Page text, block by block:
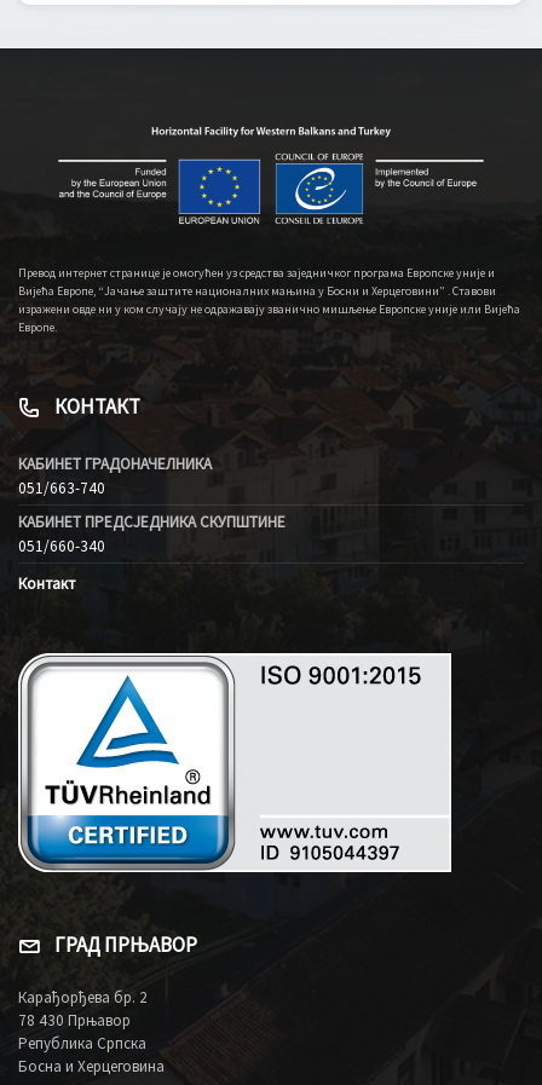
Превод интернет странице је омогућен уз средства заједничког програма Европске уније и
Вијећа Европе, “Јачање заштите националних мањина у Босни и Херцеговини” . Ставови
изражени овде ни у ком случају не одражавају званично мишљење Европске уније или Вијећа
Европе.
КОНТАКТ
КАБИНЕТ ГРАДОНАЧЕЛНИКА
051/663-740
КАБИНЕТ ПРЕДСЈЕДНИКА СКУПШТИНЕ
051/660-340
Контакт
ГРАД ПРЊАВОР
Карађорђева бр. 2
78 430 Прњавор
Република Српска
Босна и Херцеговина